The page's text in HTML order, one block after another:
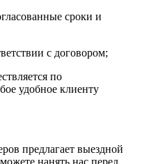
сроки и
с договором;
по
удобное клиенту
предлагает выездной